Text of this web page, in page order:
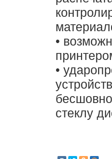
•
•
стеклу